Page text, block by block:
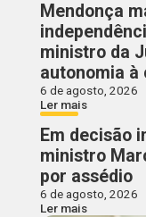
Mendonça
ministro da
autonomia à
6 de agosto, 2026
Ler mais
Em decisão
ministro
por assédio
6 de agosto, 2026
Ler mais